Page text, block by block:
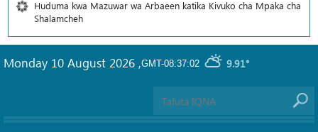
Huduma kwa Mazuwar wa Arbaeen katika Kivuko cha Mpaka cha
Shalamcheh
GMT-08:37:02 9.91°
Monday 10 August 2026 ,